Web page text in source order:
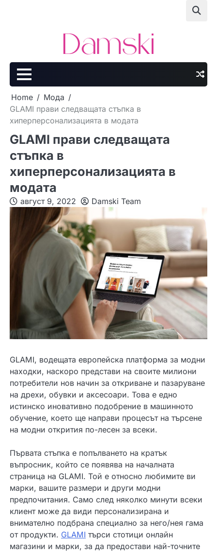
Home
Мода
GLAMI прави следващата стъпка в
хиперперсонализацията в модата
GLAMI прави следващата
стъпка в
хиперперсонализацията в
модата
август 9, 2022 Damski Team
GLAMI, водещата европейска платформа за модни
находки, наскоро представи на своите милиони
потребители нов начин за откриване и пазаруване
на дрехи, обувки и аксесоари. Това е едно
истинско иновативно подобрение в машинното
обучение, което ще направи процесът на търсене
на модни открития по-лесен за всеки.
Първата стъпка е попълването на кратък
въпросник, който се появява на началната
страница на GLAMI. Той е относно любимите ви
марки, вашите размери и други модни
предпочитания. Само след няколко минути всеки
клиент може да види персонализирана и
внимателно подбрана специално за него/нея гама
от продукти. GLAMI търси стотици онлайн
магазини и марки, за да предостави най-точните